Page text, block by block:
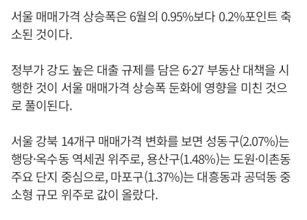
서울 매매가격 상승폭은 6월의 0.95%보다 0.2%포인트 축
소된 것이다.
정부가 강도 높은 대출 규제를 담은 6·27 부동산 대책을 시
행한 것이 서울 매매가격 상승폭 둔화에 영향을 미친 것으
로 풀이된다.
서울 강북 14개구 매매가격 변화를 보면 성동구(2.07%)는
행당·옥수동 역세권 위주로, 용산구(1.48%)는 도원·이촌동
주요 단지 중심으로, 마포구(1.37%)는 대흥동과 공덕동 중
소형 규모 위주로 값이 올랐다.